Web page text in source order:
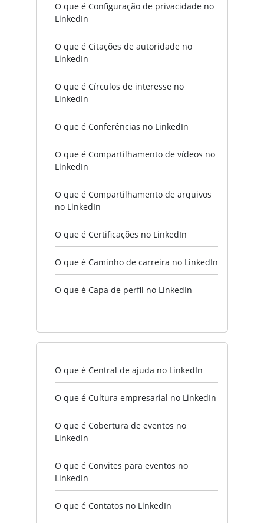
O que é Configuração de privacidade no
LinkedIn
O que é Citações de autoridade no
LinkedIn
O que é Círculos de interesse no
LinkedIn
O que é Conferências no LinkedIn
O que é Compartilhamento de vídeos no
LinkedIn
O que é Compartilhamento de arquivos
no LinkedIn
O que é Certificações no LinkedIn
O que é Caminho de carreira no LinkedIn
O que é Capa de perfil no LinkedIn
O que é Central de ajuda no LinkedIn
O que é Cultura empresarial no LinkedIn
O que é Cobertura de eventos no
LinkedIn
O que é Convites para eventos no
LinkedIn
O que é Contatos no LinkedIn